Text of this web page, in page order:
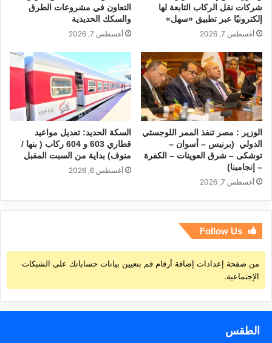
شركات نقل الركاب التابعة لها
إلكترونيًا عبر تطبيق «سهل»
أغسطس 7, 2026
التعاون في مشروعات الطرق
والسكك الحديدية
أغسطس 7, 2026
الوزير : مصر تنفذ الممر اللوجستي
الدولي (برنيس – أسوان –
توشكى – شرق العوينات – الكفرة
– إنجامينا)
أغسطس 7, 2026
السكة الحديد: تعديل مواعيد
قطاري 603 و 604 ركاب ( بنها /
منوف) بداية من السبت المقبل
أغسطس 6, 2026
Follow Us
من صفحة إعدادات إضافة أرقام قم بتعيين بيانات حساباتك على الشبكات
الإجتماعية.
الطقس